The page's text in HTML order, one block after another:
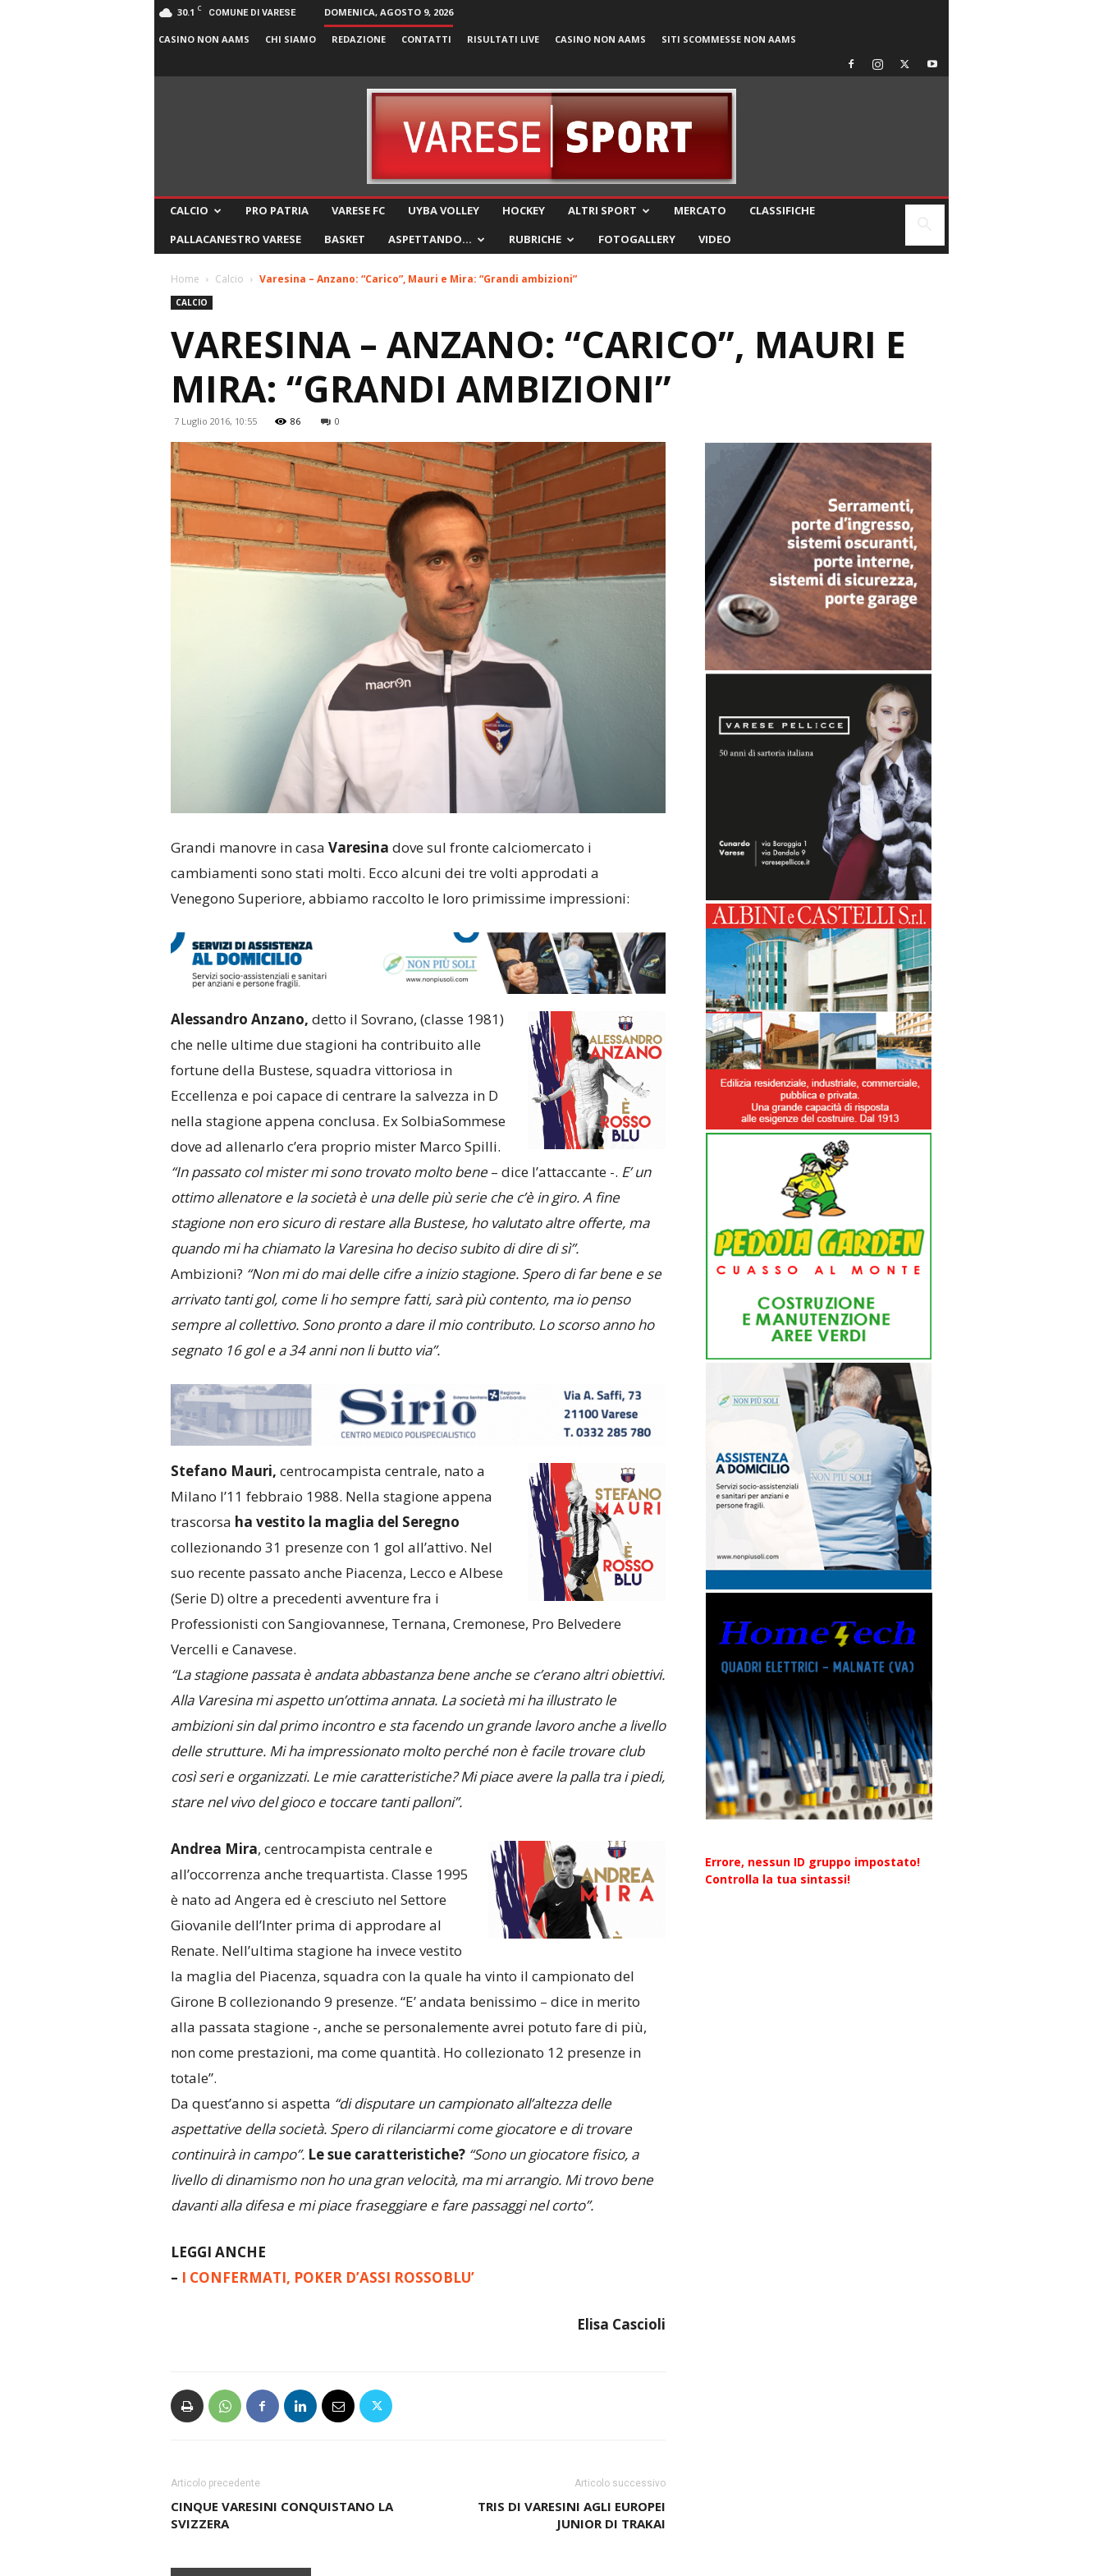
30.1 C COMUNE DI VARESE DOMENICA, AGOSTO 9, 2026
CASINO NON AAMS CHI SIAMO REDAZIONE CONTATTI RISULTATI LIVE CASINO NON AAMS SITI SCOMMESSE NON AAMS
CALCIO PRO PATRIA VARESE FC UYBA VOLLEY HOCKEY ALTRI SPORT MERCATO
CLASSIFICHE
PALLACANESTRO VARESE
BASKET ASPETTANDO… RUBRICHE FOTOGALLERY VIDEO
Home Calcio Varesina – Anzano: “Carico”, Mauri e Mira: “Grandi ambizioni”
CALCIO
VARESINA – ANZANO: “CARICO”, MAURI E
MIRA: “GRANDI AMBIZIONI”
7 Luglio 2016, 10:55 86 0
Grandi manovre in casa Varesina dove sul fronte calciomercato i
cambiamenti sono stati molti. Ecco alcuni dei tre volti approdati a
Venegono Superiore, abbiamo raccolto le loro primissime impressioni:
Alessandro Anzano, detto il Sovrano, (classe 1981)
che nelle ultime due stagioni ha contribuito alle
fortune della Bustese, squadra vittoriosa in
Eccellenza e poi capace di centrare la salvezza in D
nella stagione appena conclusa. Ex SolbiaSommese
dove ad allenarlo c’era proprio mister Marco Spilli.
“In passato col mister mi sono trovato molto bene– dice l’attaccante -. E’ un
ottimo allenatore e la società è una delle più serie che c’è in giro. A fine
stagione non ero sicuro di restare alla Bustese, ho valutato altre offerte, ma
quando mi ha chiamato la Varesina ho deciso subito di dire di sì”.
Ambizioni? “Non mi do mai delle cifre a inizio stagione. Spero di far bene e se
arrivato tanti gol, come li ho sempre fatti, sarà più contento, ma io penso
sempre al collettivo. Sono pronto a dare il mio contributo. Lo scorso anno ho
segnato 16 gol e a 34 anni non li butto via”.
Stefano Mauri, centrocampista centrale, nato a
Milano l’11 febbraio 1988. Nella stagione appena
trascorsa ha vestito la maglia del Seregno
collezionando 31 presenze con 1 gol all’attivo. Nel
suo recente passato anche Piacenza, Lecco e Albese
(Serie D) oltre a precedenti avventure fra i
Professionisti con Sangiovannese, Ternana, Cremonese, Pro Belvedere
Vercelli e Canavese.
“La stagione passata è andata abbastanza bene anche se c’erano altri obiettivi.
Alla Varesina mi aspetto un’ottima annata. La società mi ha illustrato le
ambizioni sin dal primo incontro e sta facendo un grande lavoro anche a livello
delle strutture. Mi ha impressionato molto perché non è facile trovare club
così seri e organizzati. Le mie caratteristiche? Mi piace avere la palla tra i piedi,
stare nel vivo del gioco e toccare tanti palloni”.
Andrea Mira, centrocampista centrale e
all’occorrenza anche trequartista. Classe 1995
è nato ad Angera ed è cresciuto nel Settore
Giovanile dell’Inter prima di approdare al
Renate. Nell’ultima stagione ha invece vestito
la maglia del Piacenza, squadra con la quale ha vinto il campionato del
Girone B collezionando 9 presenze. “E’ andata benissimo – dice in merito
alla passata stagione -, anche se personalemente avrei potuto fare di più,
non come prestazioni, ma come quantità. Ho collezionato 12 presenze in
totale”.
Da quest’anno si aspetta “di disputare un campionato all’altezza delle
aspettative della società. Spero di rilanciarmi come giocatore e di trovare
continuirà in campo”. Le sue caratteristiche? “Sono un giocatore fisico, a
livello di dinamismo non ho una gran velocità, ma mi arrangio. Mi trovo bene
davanti alla difesa e mi piace fraseggiare e fare passaggi nel corto”.
LEGGI ANCHE
– I CONFERMATI, POKER D’ASSI ROSSOBLU’
Elisa Cascioli
Articolo precedente
CINQUE VARESINI CONQUISTANO LA
SVIZZERA
Articolo successivo
TRIS DI VARESINI AGLI EUROPEI
JUNIOR DI TRAKAI
Errore, nessun ID gruppo impostato!
Controlla la tua sintassi!